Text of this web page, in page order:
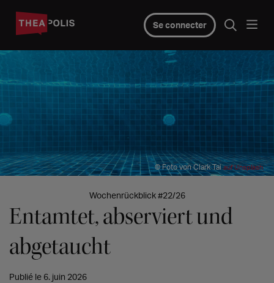
Se connecter
© Foto von Clark Taiauf Unsplash
Wochenrückblick #22/26
Entamtet, abserviert und
abgetaucht
Publié le 6. juin 2026